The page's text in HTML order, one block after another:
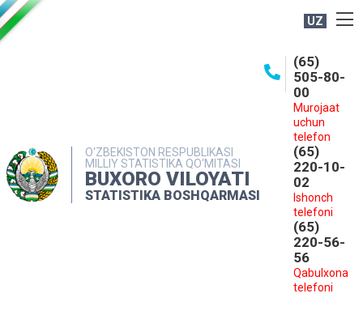
UZ
O‘ZBEKISTON RESPUBLIKASI
MILLIY STATISTIKA QO‘MITASI
BUXORO VILOYATI
STATISTIKA BOSHQARMASI
(65)
505-80-
00
Murojaat
uchun
telefon
(65)
220-10-
02
Ishonch
telefoni
(65)
220-56-
56
Qabulxona
telefoni
MATBUOT XIZMATI
MUROJAATLAR